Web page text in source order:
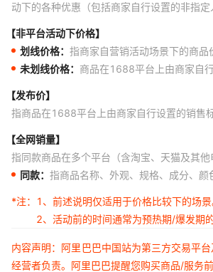
动下的各种优惠（包括商家自行设置的非指
【非平台活动下价格】
划线价格： 指商家自营销活动场景下的商品
未划线价格： 商品在1688平台上由商家自
【发布价】
指商品在1688平台上由商家自行设置的销售
【全网销量】
指同款商品在多个平台（含淘宝、天猫及其
同款： 指商品名称、外观、规格、成分、颜
*注：
1、前述说明仅适用于价格比较下的场景
2、活动前的时间通常为预热期/爆发期
内容声明：阿里巴巴中国站为第三方交易平
经营者负责。阿里巴巴提醒您购买商品/服务